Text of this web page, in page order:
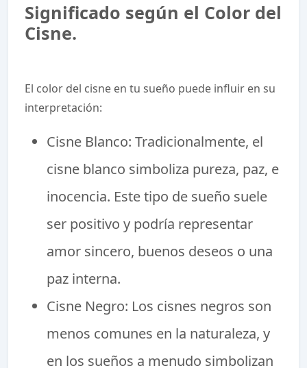
Significado según el Color del
Cisne.
El color del cisne en tu sueño puede influir en su
interpretación:
Cisne Blanco: Tradicionalmente, el
cisne blanco simboliza pureza, paz, e
inocencia. Este tipo de sueño suele
ser positivo y podría representar
amor sincero, buenos deseos o una
paz interna.
Cisne Negro: Los cisnes negros son
menos comunes en la naturaleza, y
en los sueños a menudo simbolizan